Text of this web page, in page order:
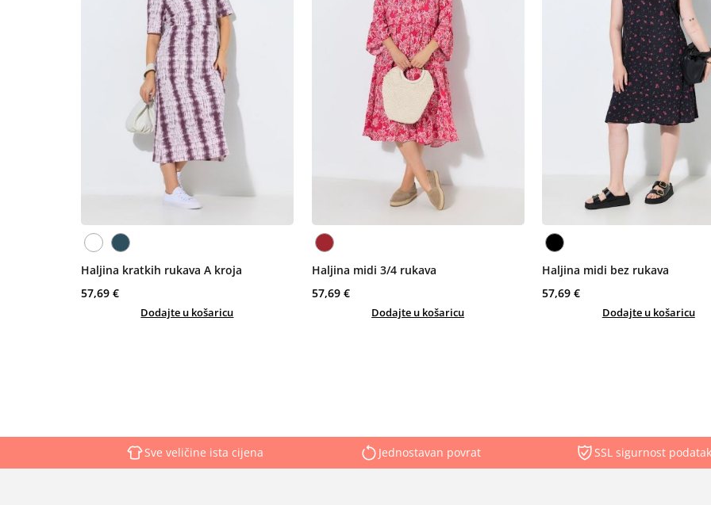
Haljina kratkih rukava A kroja
57,69 €
Dodajte u košaricu
Haljina midi 3/4 rukava
57,69 €
Dodajte u košaricu
Haljina midi bez rukava
57,69 €
Dodajte u košaricu
Sve veličine ista cijena Jednostavan povrat SSL sigurnost